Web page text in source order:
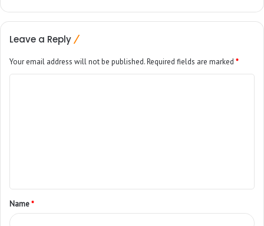
Leave a Reply
Your email address will not be published.Required fields are marked *
Name*